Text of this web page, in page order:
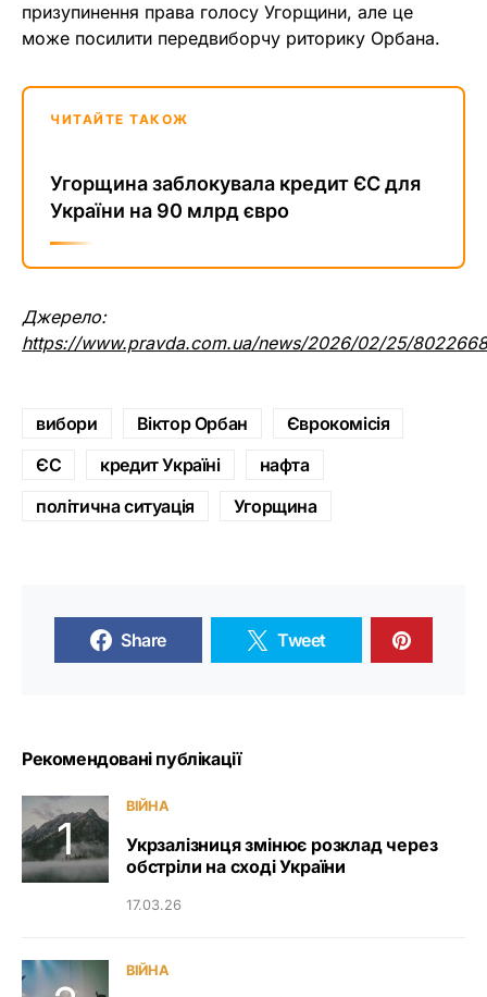
призупинення права голосу Угорщини, але це
може посилити передвиборчу риторику Орбана.
ЧИТАЙТЕ ТАКОЖ
Угорщина заблокувала кредит ЄС для
України на 90 млрд євро
Джерело:
https://www.pravda.com.ua/news/2026/02/25/
вибори Віктор Орбан
Єврокомісія
ЄС
кредит Україні
нафта
політична ситуація
Угорщина
Share Tweet
Рекомендовані публікації
ВІЙНА
Укрзалізниця змінює розклад через
обстріли на сході України
17.03.26
ВІЙНА